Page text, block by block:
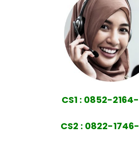
CS1 : 0852-
CS2 : 0822-